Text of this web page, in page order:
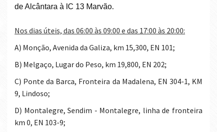
de Alcântara à IC 13 Marvão.
Nos dias úteis, das 06:00 às 09:00 e das 17:00 às 20:00:
a) Monção, Avenida da Galiza, km 15,300, EN 101;
b) Melgaço, Lugar do Peso, km 19,800, EN 202;
c) Ponte da Barca, Fronteira da Madalena, EN 304-1, KM
9, Lindoso;
d) Montalegre, Sendim - Montalegre, linha de fronteira
km 0, EN 103-9;